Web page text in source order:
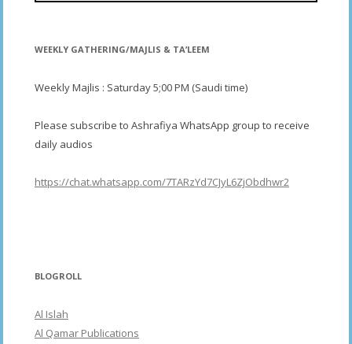
WEEKLY GATHERING/MAJLIS & TA’LEEM
Weekly Majlis : Saturday 5;00 PM (Saudi time)
Please subscribe to Ashrafiya WhatsApp group to receive
daily audios
https://chat.whatsapp.com/7TARzYd7CJyL6ZjObdhwr2
BLOGROLL
Al Islah
Al Qamar Publications